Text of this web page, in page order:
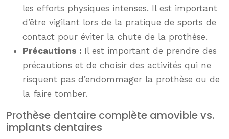
les efforts physiques intenses. Il est important
d’être vigilant lors de la pratique de sports de
contact pour éviter la chute de la prothèse.
Précautions : Il est important de prendre des
précautions et de choisir des activités qui ne
risquent pas d’endommager la prothèse ou de
la faire tomber.
Prothèse dentaire complète amovible vs.
implants dentaires